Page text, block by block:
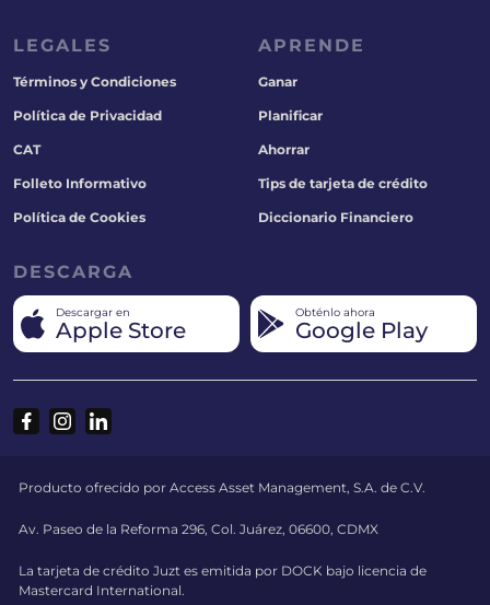
LEGALES
Términos y Condiciones
Política de Privacidad
CAT
Folleto Informativo
Política de Cookies
APRENDE
Ganar
Planificar
Ahorrar
Tips de tarjeta de crédito
Diccionario Financiero
DESCARGA
Descargar en
Apple Store
Obténlo ahora
Google Play
Producto ofrecido por Access Asset Management, S.A. de C.V.
Av. Paseo de la Reforma 296, Col. Juárez, 06600, CDMX
La tarjeta de crédito Juzt es emitida por DOCK bajo licencia de
Mastercard International.